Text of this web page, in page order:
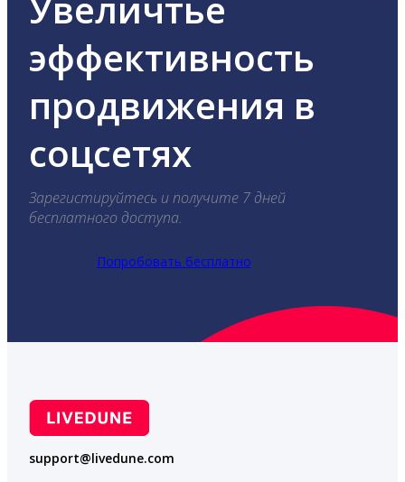
эффективность
продвижения в
соцсетях
Зарегистируйтесь и получите 7 дней
бесплатного доступа.
Попробовать бесплатно
support@livedune.com